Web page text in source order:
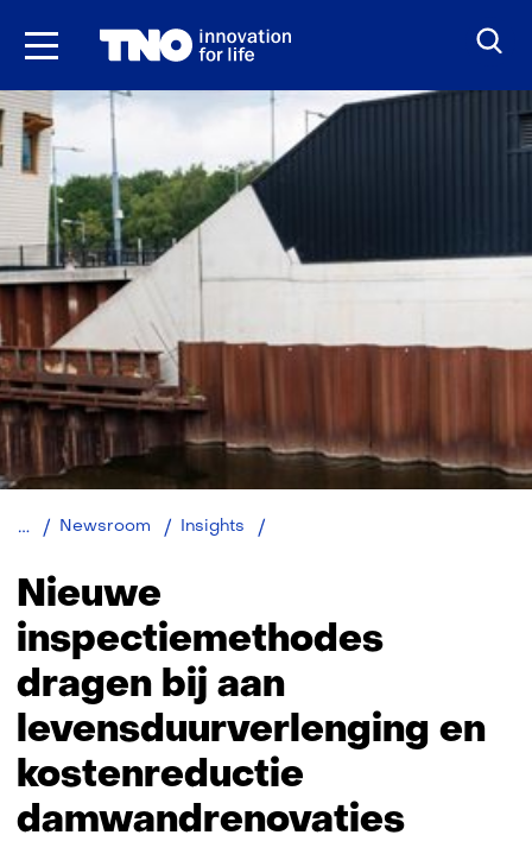
Ga
Newsroom Insights
aan
levensduurverlenging
en
kostenreductie
damwandrenovaties
Nieuwe
inspectiemethodes
dragen bij aan
levensduurverlenging en
kostenreductie
damwandrenovaties